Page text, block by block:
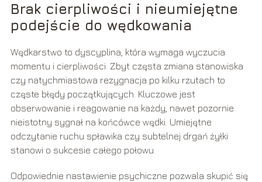
Brak cierpliwości i nieumiejętne
podejście do wędkowania
Wędkarstwo to dyscyplina, która wymaga wyczucia
momentu i cierpliwości. Zbyt częsta zmiana stanowiska
czy natychmiastowa rezygnacja po kilku rzutach to
częste błędy początkujących. Kluczowe jest
obserwowanie i reagowanie na każdy, nawet pozornie
nieistotny sygnał na końcówce wędki. Umiejętne
odczytanie ruchu spławika czy subtelnej drgań żyłki
stanowi o sukcesie całego połowu.
Odpowiednie nastawienie psychiczne pozwala skupić się